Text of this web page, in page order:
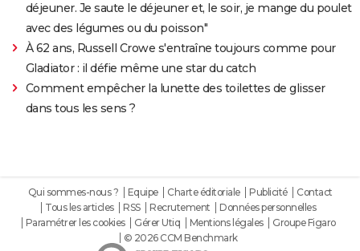
déjeuner. Je saute le déjeuner et, le soir, je mange du poulet
avec des légumes ou du poisson"
À 62 ans, Russell Crowe s'entraîne toujours comme pour
Gladiator : il défie même une star du catch
Comment empêcher la lunette des toilettes de glisser
dans tous les sens ?
Qui sommes-nous ? Equipe Charte éditoriale Publicité
Contact
Tous les articles
RSS Recrutement
Données personnelles
Paramétrer les cookies
Gérer Utiq Mentions légales
Groupe Figaro
© 2026 CCM Benchmark